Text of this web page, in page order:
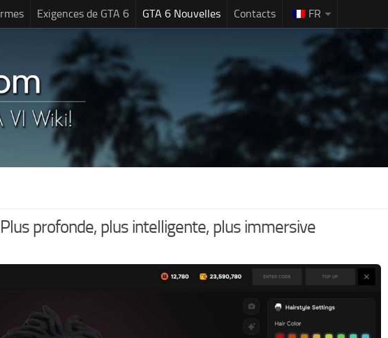
Exigences de GTA 6 GTA 6 Nouvelles Contacts FR
profonde, plus intelligente, plus immersive